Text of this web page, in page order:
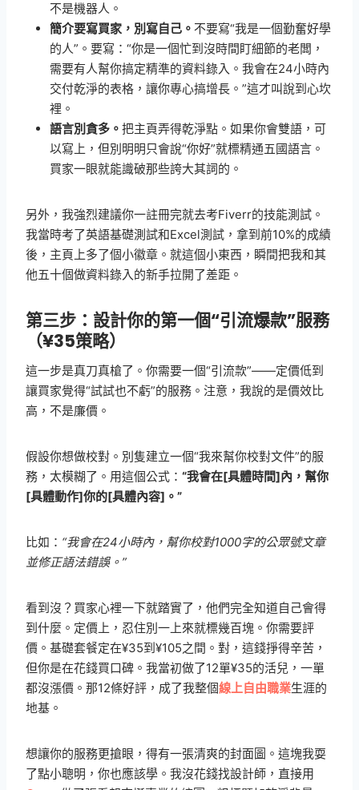
不是機器人。
簡介要寫買家，別寫自己。 不要寫“我是一個勤奮好學
的人”。要寫：“你是一個忙到沒時間盯細節的老闆，
需要有人幫你搞定精準的資料錄入。我會在24小時內
交付乾淨的表格，讓你專心搞增長。”這才叫說到心坎
裡。
語言別貪多。 把主頁弄得乾淨點。如果你會雙語，可
以寫上，但別明明只會說“你好”就標精通五國語言。
買家一眼就能識破那些誇大其詞的。
另外，我強烈建議你一註冊完就去考Fiverr的技能測試。
我當時考了英語基礎測試和Excel測試，拿到前10%的成績
後，主頁上多了個小徽章。就這個小東西，瞬間把我和其
他五十個做資料錄入的新手拉開了差距。
第三步：設計你的第一個“引流爆款”服務
（¥35策略）
這一步是真刀真槍了。你需要一個“引流款”——定價低到
讓買家覺得“試試也不虧”的服務。注意，我說的是價效比
高，不是廉價。
假設你想做校對。別隻建立一個“我來幫你校對文件”的服
務，太模糊了。用這個公式： “我會在[具體時間]內，幫你
[具體動作]你的[具體內容]。”
比如： “我會在24小時內，幫你校對1000字的公眾號文章
並修正語法錯誤。”
看到沒？買家心裡一下就踏實了，他們完全知道自己會得
到什麼。定價上，忍住別一上來就標幾百塊。你需要評
價。基礎套餐定在¥35到¥105之間。對，這錢掙得辛苦，
但你是在花錢買口碑。我當初做了12單¥35的活兒，一單
都沒漲價。那12條好評，成了我整個線上自由職業生涯的
地基。
想讓你的服務更搶眼，得有一張清爽的封面圖。這塊我耍
了點小聰明，你也應該學。我沒花錢找設計師，直接用